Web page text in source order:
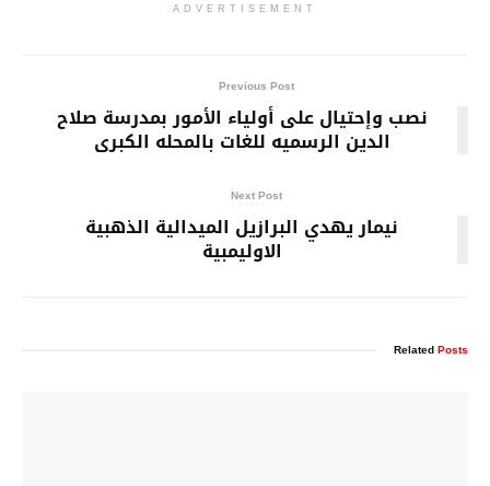
ADVERTISEMENT
Previous Post
نصب وإحتيال على أولياء الأمور بمدرسة صلاح
الدين الرسميه للغات بالمحله الكبرى
Next Post
نيمار يهدي البرازيل الميدالية الذهبية
الاوليمبية
RelatedPosts